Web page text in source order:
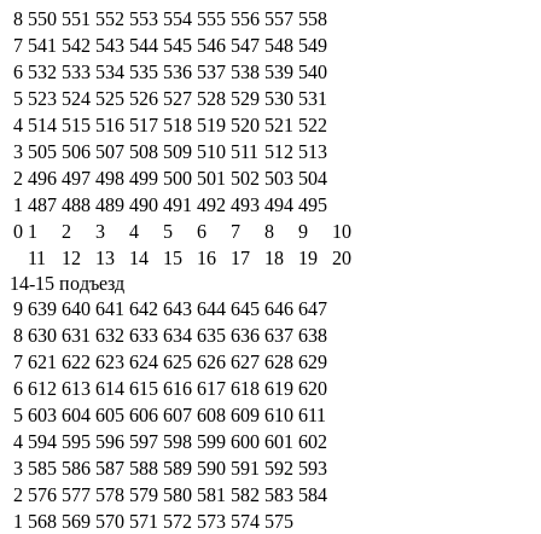
8 550 551 552 553 554 555 556 557 558
7 541 542 543 544 545 546 547 548 549
6 532 533 534 535 536 537 538 539 540
5 523 524 525 526 527 528 529 530 531
4 514 515 516 517 518 519 520 521 522
3 505 506 507 508 509 510 511 512 513
2 496 497 498 499 500 501 502 503 504
1 487 488 489 490 491 492 493 494 495
0 1 2 3 4 5 6 7 8 9
10
11
12 13 14 15 16 17 18 19
20
14-15 подъезд
9 639 640 641 642 643 644 645 646 647
8 630 631 632 633 634 635 636 637 638
7 621 622 623 624 625 626 627 628 629
6 612 613 614 615 616 617 618 619 620
5 603 604 605 606 607 608 609 610 611
4 594 595 596 597 598 599 600 601 602
3 585 586 587 588 589 590 591 592 593
2 576 577 578 579 580 581 582 583 584
1 568 569 570 571 572 573 574 575